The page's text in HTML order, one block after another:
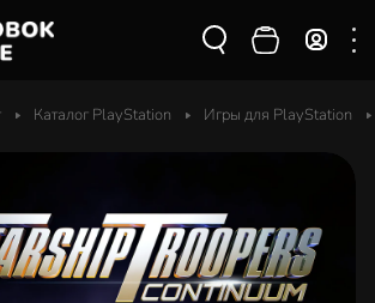
Каталог PlayStation Игры для PlayStation